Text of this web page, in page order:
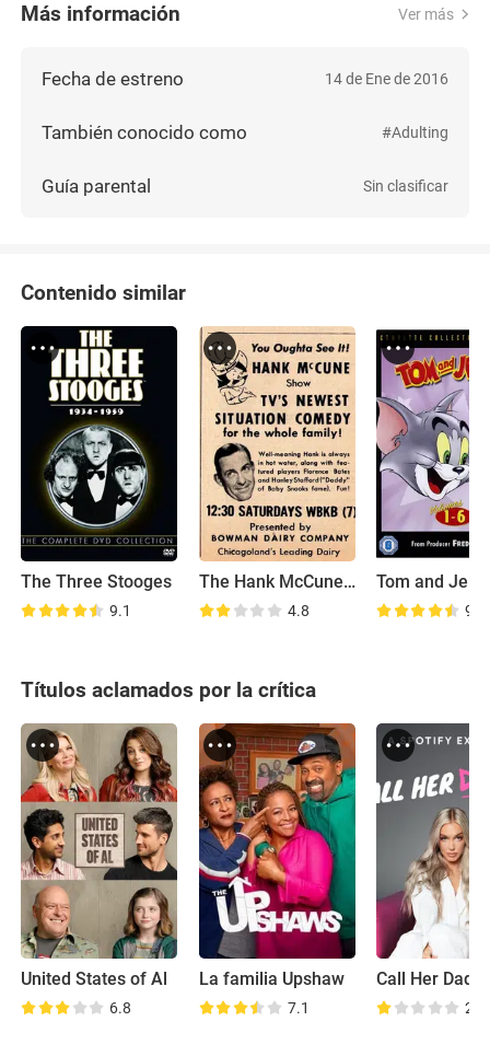
Más información Ver más
Fecha de estreno 14 de Ene de 2016
También conocido como #Adulting
Guía parental Sin clasificar
Contenido similar
The Three Stooges
9.1
The Hank McCune Show
4.8 9.2
Títulos aclamados por la crítica
United States of Al
6.8
La familia Upshaw
7.1
Call Her
2.9